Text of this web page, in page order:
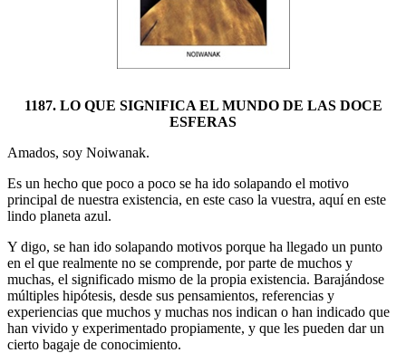
1187. LO QUE SIGNIFICA EL MUNDO DE LAS DOCE
ESFERAS
Amados, soy Noiwanak.
Es un hecho que poco a poco se ha ido solapando el motivo
principal de nuestra existencia, en este caso la vuestra, aquí en este
lindo planeta azul.
Y digo, se han ido solapando motivos porque ha llegado un punto
en el que realmente no se comprende, por parte de muchos y
muchas, el significado mismo de la propia existencia. Barajándose
múltiples hipótesis, desde sus pensamientos, referencias y
experiencias que muchos y muchas nos indican o han indicado que
han vivido y experimentado propiamente, y que les pueden dar un
cierto bagaje de conocimiento.